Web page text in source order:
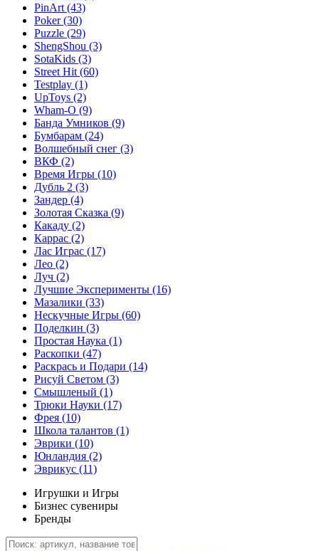
PinArt (43)
Poker(30)
Puzzle (29)
ShengShou (3)
SotaKids (3)
Street Hit (60)
Testplay (1)
UpToys (2)
Wham-O (9)
Банда Умников (9)
Бумбарам (24)
Волшебный снег (3)
ВКФ (2)
Время Игры (10)
Дубль 2 (3)
Зандер (4)
Золотая Сказка (9)
Какаду (2)
Каррас (2)
Лас Играс (17)
Лео (2)
Луч (2)
Лучшие Эксперименты (16)
Мазалики (33)
Нескучные Игры (60)
Поделкин (3)
Простая Наука (1)
Раскопки (47)
Раскрась и Подари (14)
Рисуй Светом (3)
Смышленый (1)
Трюки Науки (17)
Фрея (10)
Школа талантов (1)
Эврики (10)
Юнландия (2)
Эврикус (11)
Игрушки и Игры
Бизнес сувениры
Бренды